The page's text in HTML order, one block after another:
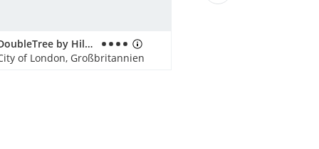
DoubleTree by Hilton Hotel London - Tower of London
of London, Großbritannien